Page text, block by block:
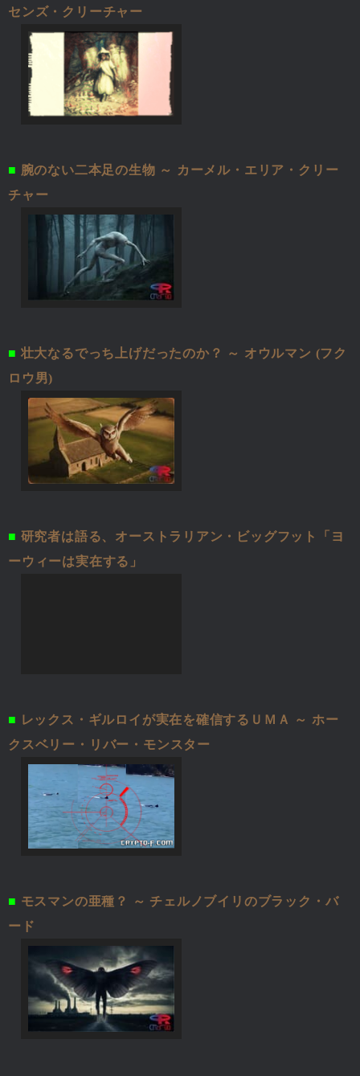
センズ・クリーチャー
■ 腕のない二本足の生物 ～ カーメル・エリア・クリー
チャー
■ 壮大なるでっち上げだったのか？ ～ オウルマン (フク
ロウ男)
■ 研究者は語る、オーストラリアン・ビッグフット「ヨ
ーウィーは実在する」
■ レックス・ギルロイが実在を確信するＵＭＡ ～ ホー
クスベリー・リバー・モンスター
■ モスマンの亜種？ ～ チェルノブイリのブラック・バ
ード